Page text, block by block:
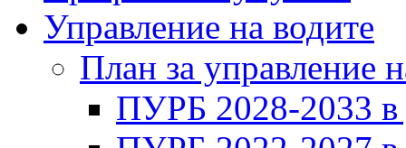
Управление на водите
План за управление
ПУРБ 2028-2033 в